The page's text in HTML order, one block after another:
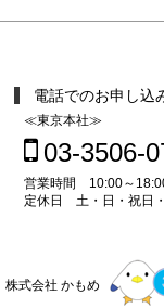
電話でのお申し込
≪東京本社≫
03-3506-
営業時間 10:00～
定休日 土・日・祝日
株式会社 かもめ